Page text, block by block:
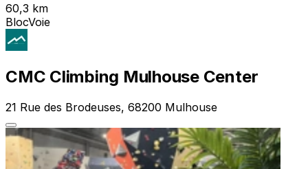
60,3 km
BlocVoie
CMC Climbing Mulhouse Center
21 Rue des Brodeuses, 68200 Mulhouse